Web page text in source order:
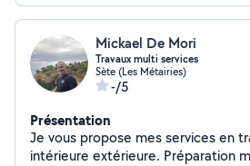
Mickael De Mori
Travaux multi services
Sète (Les Métairies)
-/5
Présentation
Je vous propose mes services en
intérieure extérieure. Préparation murs plafonds enduit